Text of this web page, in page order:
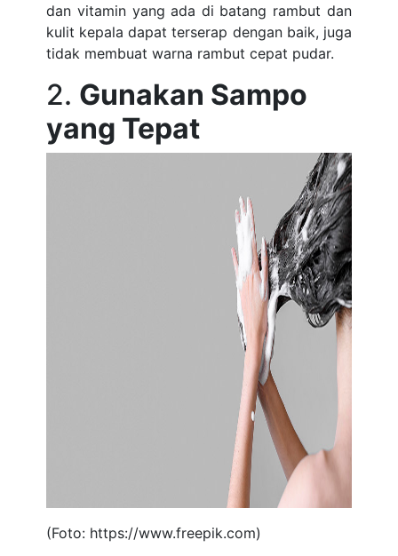
dan vitamin yang ada di batang rambut dan
kulit kepala dapat terserap dengan baik, juga
tidak membuat warna rambut cepat pudar.
2. Gunakan Sampo
yang Tepat
(Foto: https://www.freepik.com)